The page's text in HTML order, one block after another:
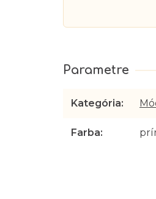
Kategória:
Farba: